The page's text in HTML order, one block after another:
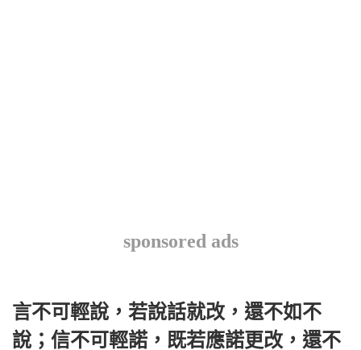
sponsored ads
言不可輕說，若說話就改，還不如不
說；信不可輕諾，既若應諾更改，還不